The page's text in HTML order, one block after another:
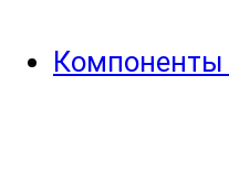
Компоненты